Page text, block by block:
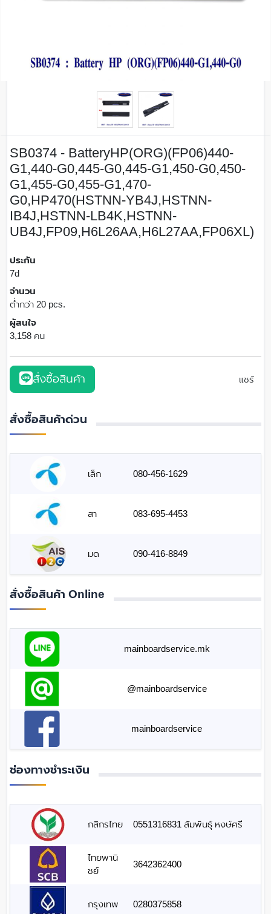
SB0374 - BatteryHP(ORG)(FP06)440-
G1,440-G0,445-G0,445-G1,450-G0,450-
G1,455-G0,455-G1,470-
G0,HP470(HSTNN-YB4J,HSTNN-
IB4J,HSTNN-LB4K,HSTNN-
UB4J,FP09,H6L26AA,H6L27AA,FP06XL)
ประกัน
7d
จำนวน
ต่ำกว่า 20 pcs.
ผู้สนใจ
3,158 คน
สั่งซื้อสินค้า แชร์
สั่งซื้อสินค้าด่วน
เล็ก 080-456-1629
สา 083-695-4453
มด 090-416-8849
สั่งซื้อสินค้า Online
mainboardservice.mk
@mainboardservice
mainboardservice
ช่องทางชำระเงิน
กสิกรไทย 0551316831 สัมพันธุ์ หงษ์ศรี
ไทยพานิ
ชย์
3642362400
กรุงเทพ 0280375858